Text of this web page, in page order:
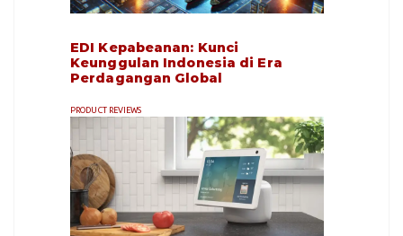
EDI Kepabeanan: Kunci
Keunggulan Indonesia di Era
Perdagangan Global
PRODUCT REVIEWS